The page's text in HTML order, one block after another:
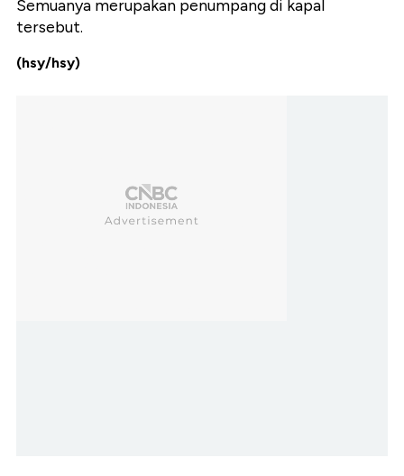
Semuanya merupakan penumpang di kapal
tersebut.
(hsy/hsy)